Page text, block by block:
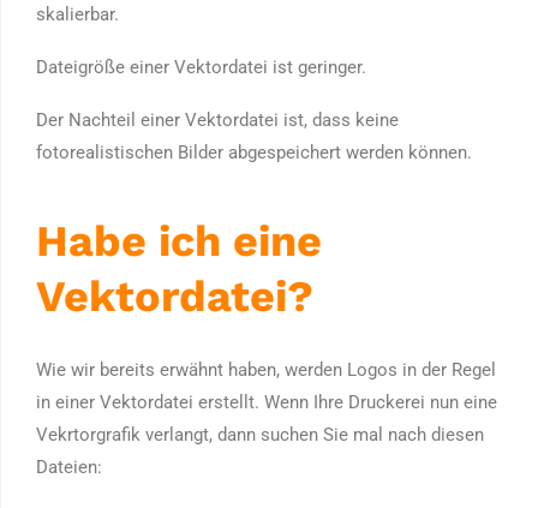
skalierbar.
Dateigröße einer Vektordatei ist geringer.
Der Nachteil einer Vektordatei ist, dass keine
fotorealistischen Bilder abgespeichert werden können.
Habe ich eine
Vektordatei?
Wie wir bereits erwähnt haben, werden Logos in der Regel
in einer Vektordatei erstellt. Wenn Ihre Druckerei nun eine
Vekrtorgrafik verlangt, dann suchen Sie mal nach diesen
Dateien: